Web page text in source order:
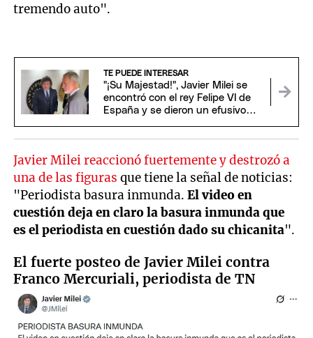
tremendo auto".
TE PUEDE INTERESAR
"¡Su Majestad!", Javier Milei se
encontró con el rey Felipe VI de
España y se dieron un efusivo
Javier Milei reaccionó fuertemente y destrozó a
una de las figuras que tiene la señal de noticias:
"Periodista basura inmunda. El video en
cuestión deja en claro la basura inmunda que
es el periodista en cuestión dado su chicanita".
El fuerte posteo de Javier Milei contra
Franco Mercuriali, periodista de TN